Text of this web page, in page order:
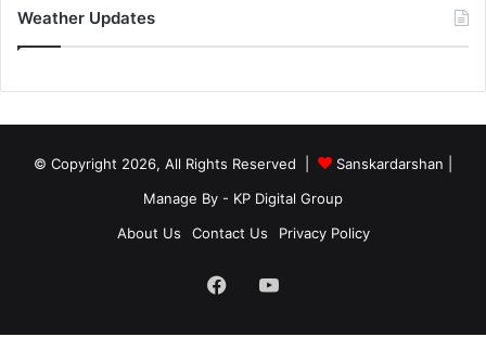
Weather Updates
© Copyright 2026, All Rights Reserved | Sanskardarshan
Manage By - KP Digital Group
About Us
Contact Us Privacy Policy
FacebookYouTube